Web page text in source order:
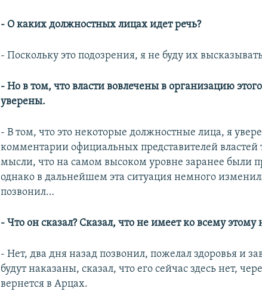
- О каких должностных лицах идет речь?
- Поскольку это подозрения, я не буду их
- Но в том, что власти вовлечены в организацию
уверены.
- В том, что это некоторые должностные лица, я
комментарии официальных представителей властей
мысли, что на самом высоком уровне заранее были
однако в дальнейшем эта ситуация немного
позвонил…
- Что он сказал? Сказал, что не имеет ко всему
- Нет, два дня назад позвонил, пожелал здоровья и
будут наказаны, сказал, что его сейчас здесь нет,
вернется в Арцах.